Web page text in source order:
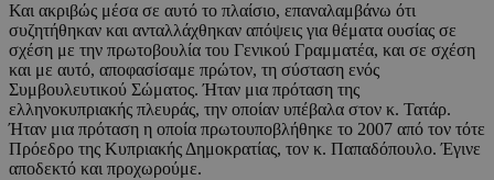
Και ακριβώς μέσα σε αυτό το πλαίσιο, επαναλαμβάνω ότι
συζητήθηκαν και ανταλλάχθηκαν απόψεις για θέματα ουσίας σε
σχέση με την πρωτοβουλία του Γενικού Γραμματέα, και σε σχέση
και με αυτό, αποφασίσαμε πρώτον, τη σύσταση ενός
Συμβουλευτικού Σώματος. Ήταν μια πρόταση της
ελληνοκυπριακής πλευράς, την οποίαν υπέβαλα στον κ. Τατάρ.
Ήταν μια πρόταση η οποία πρωτουποβλήθηκε το 2007 από τον τότε
Πρόεδρο της Κυπριακής Δημοκρατίας, τον κ. Παπαδόπουλο. Έγινε
αποδεκτό και προχωρούμε.